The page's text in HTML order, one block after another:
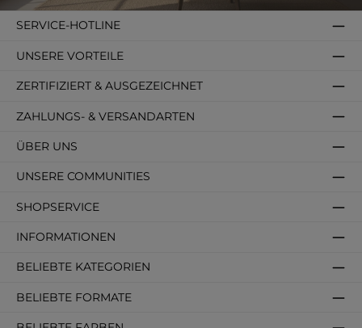
SERVICE-HOTLINE
SHOPSERVICE
INFORMATIONEN
BELIEBTE KATEGORIEN
BELIEBTE FORMATE
ZAHLUNGS- & VERSANDARTEN
ÜBER UNS
ZERTIFIZIERT & AUSGEZEICHNET
UNSERE VORTEILE
UNSERE COMMUNITIES